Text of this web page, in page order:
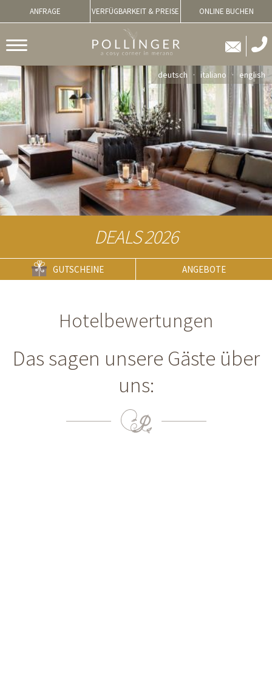
ANFRAGE VERFÜGBARKEIT & PREISE ONLINE BUCHEN
deutsch italiano english
DEALS 2026
GUTSCHEINE ANGEBOTE
Hotelbewertungen
Das sagen unsere Gäste über
uns: